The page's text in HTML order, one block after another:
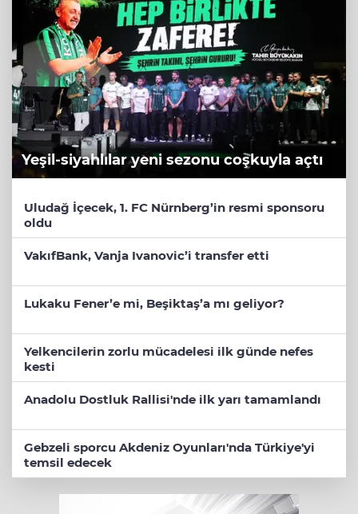
Yeşil-siyahlılar yeni sezonu coşkuyla açtı
Uludağ İçecek, 1. FC Nürnberg’in resmi sponsoru
oldu
VakıfBank, Vanja Ivanovic’i transfer etti
Lukaku Fener’e mi, Beşiktaş’a mı geliyor?
Yelkencilerin zorlu mücadelesi ilk günde nefes
kesti
Anadolu Dostluk Rallisi'nde ilk yarı tamamlandı
Gebzeli sporcu Akdeniz Oyunları'nda Türkiye'yi
temsil edecek